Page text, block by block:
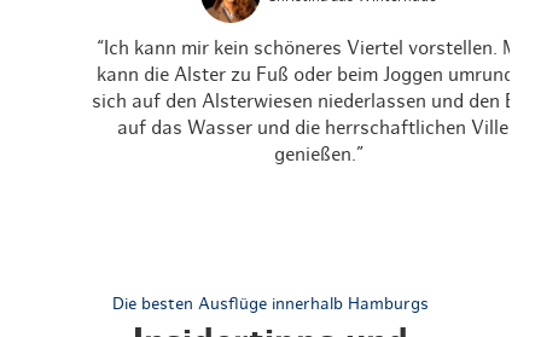
“Ich kann mir kein schöneres Viertel vorstellen. Man
kann die Alster zu Fuß oder beim Joggen umrunden,
sich auf den Alsterwiesen niederlassen und den
auf das Wasser und die herrschaftlichen Villen
genießen.”
Die besten Ausflüge innerhalb Hamburgs